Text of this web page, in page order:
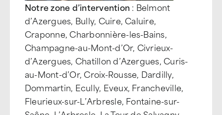
Notre zone d’intervention : Belmont
d’Azergues, Bully, Cuire, Caluire,
Craponne, Charbonnière-les-Bains,
Champagne-au-Mont-d’Or, Civrieux-
d’Azergues, Chatillon d’Azergues, Curis-
au-Mont-d’Or, Croix-Rousse, Dardilly,
Dommartin, Ecully, Eveux, Francheville,
Fleurieux-sur-L’Arbresle, Fontaine-sur-